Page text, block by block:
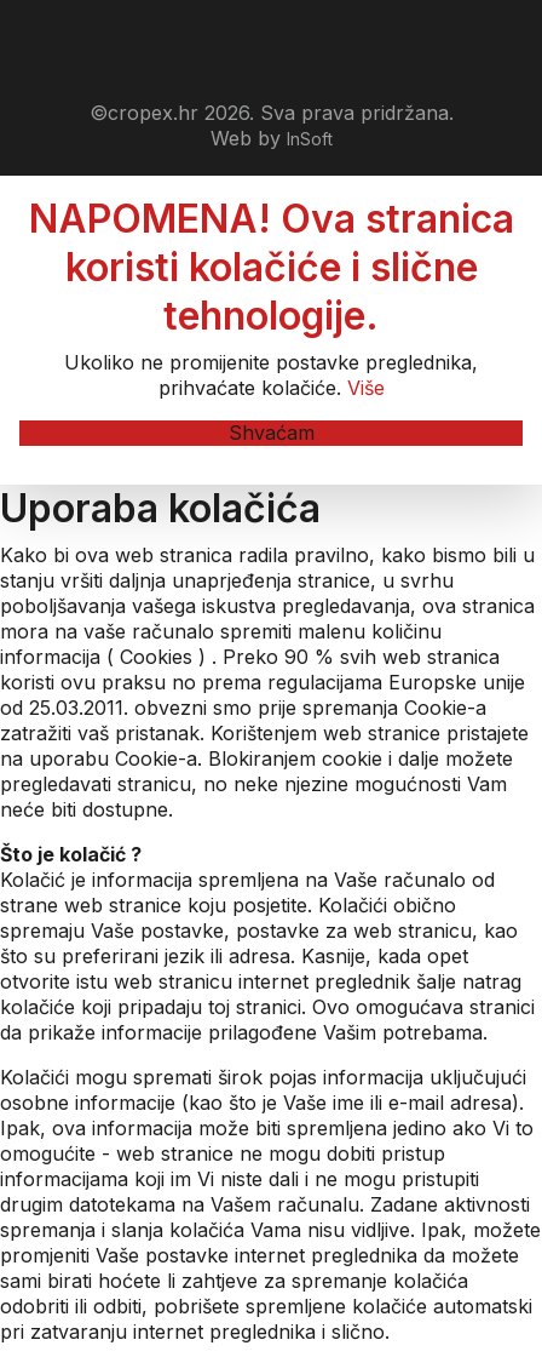
©cropex.hr 2026. Sva prava pridržana.
Web by InSoft
NAPOMENA! Ova stranica
koristi kolačiće i slične
tehnologije.
Ukoliko ne promijenite postavke preglednika,
prihvaćate kolačiće. Više
Shvaćam
Uporaba kolačića
Kako bi ova web stranica radila pravilno, kako bismo bili u
stanju vršiti daljnja unaprjeđenja stranice, u svrhu
poboljšavanja vašega iskustva pregledavanja, ova stranica
mora na vaše računalo spremiti malenu količinu
informacija ( Cookies ) . Preko 90 % svih web stranica
koristi ovu praksu no prema regulacijama Europske unije
od 25.03.2011. obvezni smo prije spremanja Cookie-a
zatražiti vaš pristanak. Korištenjem web stranice pristajete
na uporabu Cookie-a. Blokiranjem cookie i dalje možete
pregledavati stranicu, no neke njezine mogućnosti Vam
neće biti dostupne.
Što je kolačić ?
Kolačić je informacija spremljena na Vaše računalo od
strane web stranice koju posjetite. Kolačići obično
spremaju Vaše postavke, postavke za web stranicu, kao
što su preferirani jezik ili adresa. Kasnije, kada opet
otvorite istu web stranicu internet preglednik šalje natrag
kolačiće koji pripadaju toj stranici. Ovo omogućava stranici
da prikaže informacije prilagođene Vašim potrebama.
Kolačići mogu spremati širok pojas informacija uključujući
osobne informacije (kao što je Vaše ime ili e-mail adresa).
Ipak, ova informacija može biti spremljena jedino ako Vi to
omogućite - web stranice ne mogu dobiti pristup
informacijama koji im Vi niste dali i ne mogu pristupiti
drugim datotekama na Vašem računalu. Zadane aktivnosti
spremanja i slanja kolačića Vama nisu vidljive. Ipak, možete
promjeniti Vaše postavke internet preglednika da možete
sami birati hoćete li zahtjeve za spremanje kolačića
odobriti ili odbiti, pobrišete spremljene kolačiće automatski
pri zatvaranju internet preglednika i slično.